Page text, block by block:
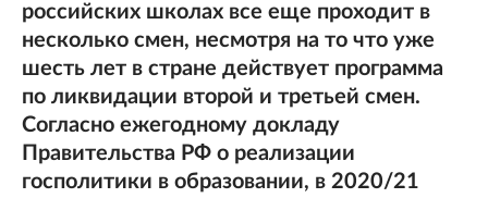
российских школах все еще проходит в
несколько смен, несмотря на то что уже
шесть лет в стране действует программа
по ликвидации второй и третьей смен.
Согласно ежегодному докладу
Правительства РФ о реализации
госполитики в образовании, в 2020/21